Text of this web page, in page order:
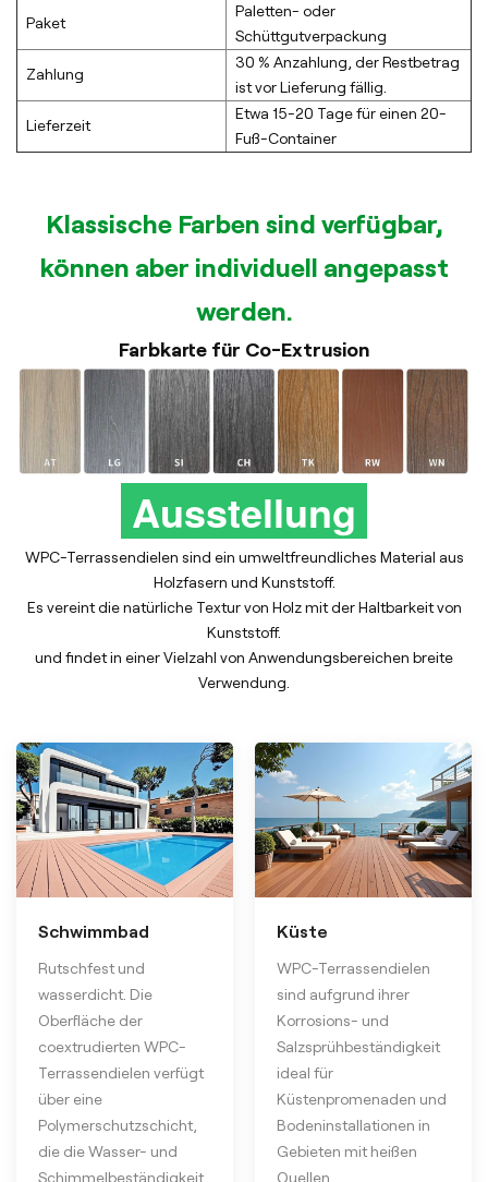
Paket
Paletten- oder
Schüttgutverpackung
Zahlung
30 % Anzahlung, der Restbetrag
ist vor Lieferung fällig.
Lieferzeit
Etwa 15-20 Tage für einen 20-
Fuß-Container
Klassische Farben sind verfügbar,
können aber individuell angepasst
werden.
Farbkarte für Co-Extrusion
Ausstellung
WPC-Terrassendielen sind ein umweltfreundliches Material aus
Holzfasern und Kunststoff.
Es vereint die natürliche Textur von Holz mit der Haltbarkeit von
Kunststoff.
und findet in einer Vielzahl von Anwendungsbereichen breite
Verwendung.
Schwimmbad
Rutschfest und
wasserdicht. Die
Oberfläche der
coextrudierten WPC-
Terrassendielen verfügt
über eine
Polymerschutzschicht,
die die Wasser- und
Schimmelbeständigkeit
Küste
WPC-Terrassendielen
sind aufgrund ihrer
Korrosions- und
Salzsprühbeständigkeit
ideal für
Küstenpromenaden und
Bodeninstallationen in
Gebieten mit heißen
Quellen.